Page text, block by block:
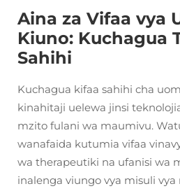
Aina za Vifaa vya
Kiuno: Kuchagua
Sahihi
Kuchagua kifaa sahihi cha
kinahitaji uelewa jinsi
mzito fulani wa maumivu.
wanafaida kutumia vifaa
wa therapeutiki na ufanisi wa
inalenga viungo vya misuli